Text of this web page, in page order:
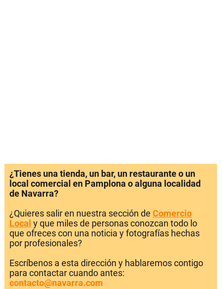
¿Tienes una tienda, un bar, un restaurante o un
local comercial en Pamplona o alguna localidad
de Navarra?
¿Quieres salir en nuestra sección de Comercio
Local y que miles de personas conozcan todo lo
que ofreces con una noticia y fotografías hechas
por profesionales?
Escríbenos a esta dirección y hablaremos contigo
para contactar cuando antes:
contacto@navarra.com